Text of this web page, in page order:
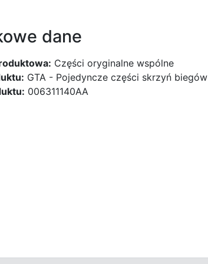
dane
Części oryginalne wspólne
GTA - Pojedyncze części skrzyń biegów
006311140AA